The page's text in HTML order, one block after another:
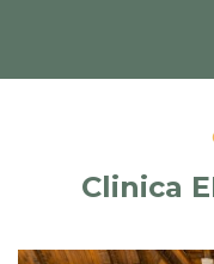
Clinica